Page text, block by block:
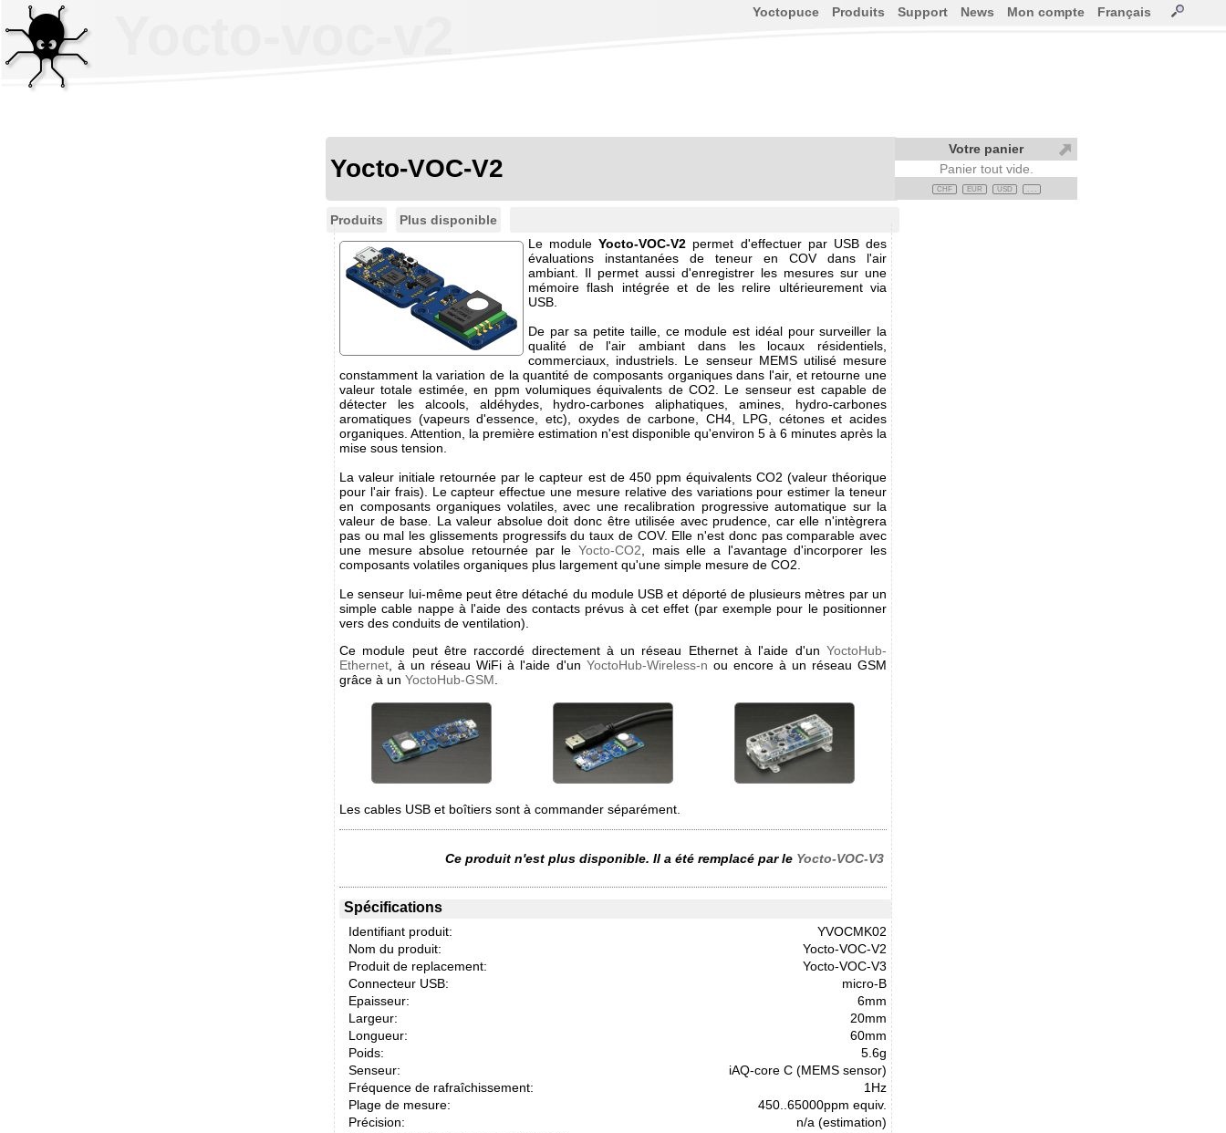
Yocto-VOC-V2
Produits
Plus disponible
Le moduleYocto-VOC-V2 permet d'effectuer par USB des
évaluations instantanées de teneur en COV dans l'air
ambiant. Il permet aussi d'enregistrer les mesures sur une
mémoire flash intégrée et de les relire ultérieurement via
USB.
De par sa petite taille, ce module est idéal pour surveiller la
qualité de l'air ambiant dans les locaux résidentiels,
commerciaux, industriels. Le senseur MEMS utilisé mesure
constamment la variation de la quantité de composants organiques dans l'air, et retourne une
valeur totale estimée, en ppm volumiques équivalents de CO2. Le senseur est capable de
détecter les alcools, aldéhydes, hydro-carbones aliphatiques, amines, hydro-carbones
aromatiques (vapeurs d'essence, etc), oxydes de carbone, CH4, LPG, cétones et acides
organiques. Attention, la première estimation n'est disponible qu'environ 5 à 6 minutes après la
mise sous tension.
La valeur initiale retournée par le capteur est de 450 ppm équivalents CO2 (valeur théorique
pour l'air frais). Le capteur effectue une mesure relative des variations pour estimer la teneur
en composants organiques volatiles, avec une recalibration progressive automatique sur la
valeur de base. La valeur absolue doit donc être utilisée avec prudence, car elle n'intègrera
pas ou mal les glissements progressifs du taux de COV. Elle n'est donc pas comparable avec
une mesure absolue retournée par le Yocto-CO2 , mais elle a l'avantage d'incorporer les
composants volatiles organiques plus largement qu'une simple mesure de CO2.
Le senseur lui-même peut être détaché du module USB et déporté de plusieurs mètres par un
simple cable nappe à l'aide des contacts prévus à cet effet (par exemple pour le positionner
vers des conduits de ventilation).
Ce module peut être raccordé directement à un réseau Ethernet à l'aide d'un YoctoHub-
Ethernet , à un réseau WiFi à l'aide d'un YoctoHub-Wireless-n ou encore à un réseau GSM
grâce à un YoctoHub-GSM
Les cables USB et boîtiers sont à commander séparément.
Ce produit n'est plus disponible. Il a été remplacé par le Yocto-VOC-V3
Spécifications
Identifiant produit:
YVOCMK02
Nom du produit:
Yocto-VOC-V2
Produit de replacement:
Yocto-VOC-V3
Connecteur USB:
micro-B
Epaisseur:
6mm
Largeur:
20mm
Longueur:
60mm
Poids:
5.6g
Senseur:
iAQ-core C (MEMS sensor)
Fréquence de rafraîchissement:
1Hz
Plage de mesure:
450..65000ppm equiv.
Précision:
n/a (estimation)
Yoctopuce Produits Support News Mon compte Français
Votre panier
Panier tout vide.
CHF EUR USD . . .